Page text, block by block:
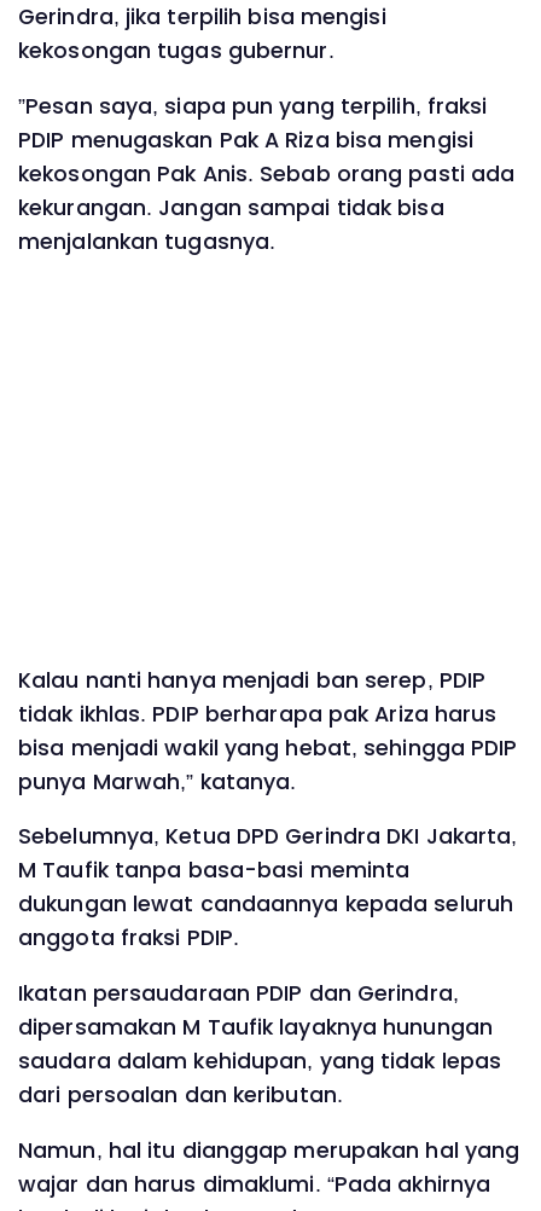
Gerindra, jika terpilih bisa mengisi
kekosongan tugas gubernur.
”Pesan saya, siapa pun yang terpilih, fraksi
PDIP menugaskan Pak A Riza bisa mengisi
kekosongan Pak Anis. Sebab orang pasti ada
kekurangan. Jangan sampai tidak bisa
menjalankan tugasnya.
Kalau nanti hanya menjadi ban serep, PDIP
tidak ikhlas. PDIP berharapa pak Ariza harus
bisa menjadi wakil yang hebat, sehingga PDIP
punya Marwah,” katanya.
Sebelumnya, Ketua DPD Gerindra DKI Jakarta,
M Taufik tanpa basa-basi meminta
dukungan lewat candaannya kepada seluruh
anggota fraksi PDIP.
Ikatan persaudaraan PDIP dan Gerindra,
dipersamakan M Taufik layaknya hunungan
saudara dalam kehidupan, yang tidak lepas
dari persoalan dan keributan.
Namun, hal itu dianggap merupakan hal yang
wajar dan harus dimaklumi. “Pada akhirnya